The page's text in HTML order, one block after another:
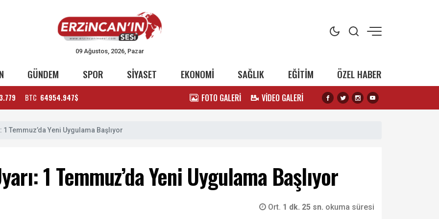
09 Ağustos, 2026, Pazar
GÜNDEM SPOR SİYASET EKONOMİ SAĞLIK EĞİTİM ÖZEL HABER
BTC 64954.947$ FOTO GALERİ VİDEO GALERİ
Temmuz’da Yeni Uygulama Başlıyor
1 Temmuz’da Yeni Uygulama Başlıyor
Ort. 1 dk. 25 sn. okuma süresi